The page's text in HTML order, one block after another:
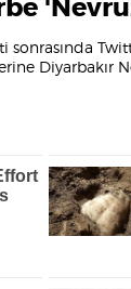
Diyarbakır